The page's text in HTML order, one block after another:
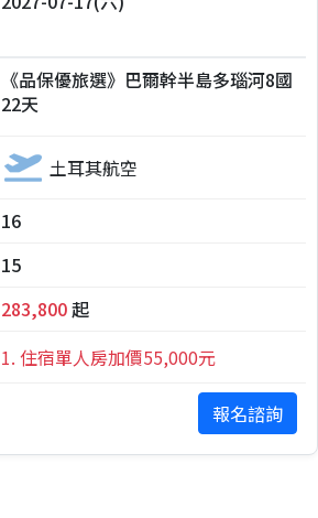
《品保優旅選》巴爾幹半島多瑙河8國
22天
土耳其航空
16
15
283,800起
1. 住宿單人房加價55,000元
報名諮詢